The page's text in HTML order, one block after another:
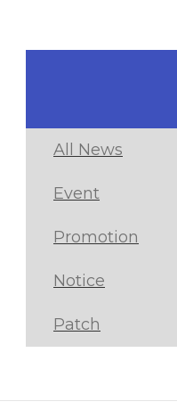
All News
Event
Promotion
Notice
Patch